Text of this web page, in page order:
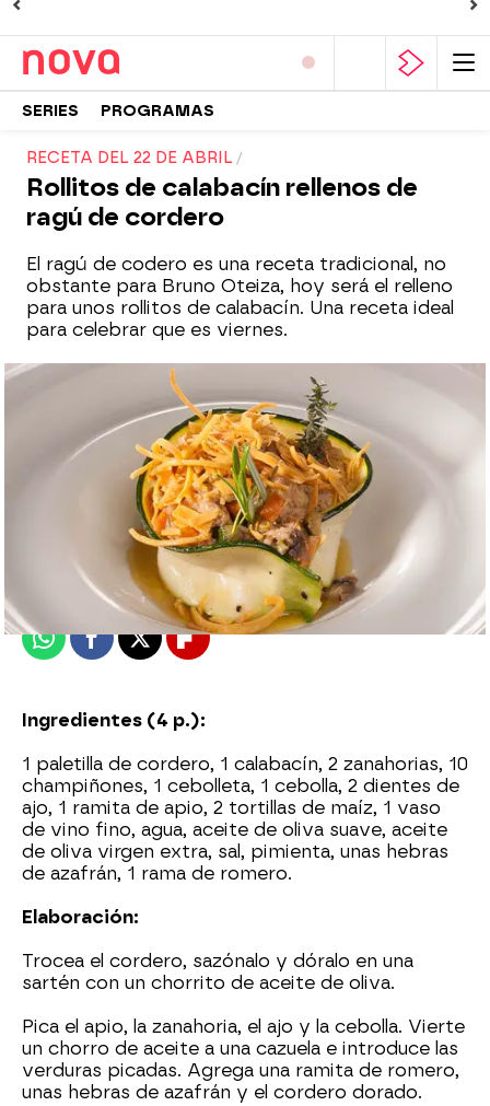
SERIES PROGRAMAS
RECETA DEL 22 DE ABRIL
Rollitos de calabacín rellenos de
ragú de cordero
El ragú de codero es una receta tradicional, no
obstante para Bruno Oteiza, hoy será el relleno
para unos rollitos de calabacín. Una receta ideal
para celebrar que es viernes.
Nova Life
Madrid
Publicado:22 de abril de 2016, 14:48
WhatsappFacebook
X Flipboard
Ingredientes (4 p.):
1 paletilla de cordero, 1 calabacín, 2 zanahorias, 10
champiñones, 1 cebolleta, 1 cebolla, 2 dientes de
ajo, 1 ramita de apio, 2 tortillas de maíz, 1 vaso
de vino fino, agua, aceite de oliva suave, aceite
de oliva virgen extra, sal, pimienta, unas hebras
de azafrán, 1 rama de romero.
Elaboración:
Trocea el cordero, sazónalo y dóralo en una
sartén con un chorrito de aceite de oliva.
Pica el apio, la zanahoria, el ajo y la cebolla. Vierte
un chorro de aceite a una cazuela e introduce las
verduras picadas. Agrega una ramita de romero,
unas hebras de azafrán y el cordero dorado.